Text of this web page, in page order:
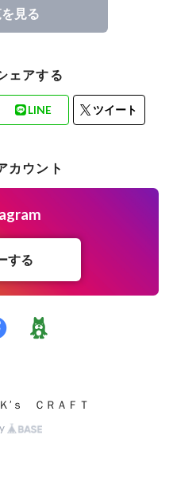
見る
ェアする
LINE ツイート
カウント
する
’ｓ ＣＲＡＦＴ